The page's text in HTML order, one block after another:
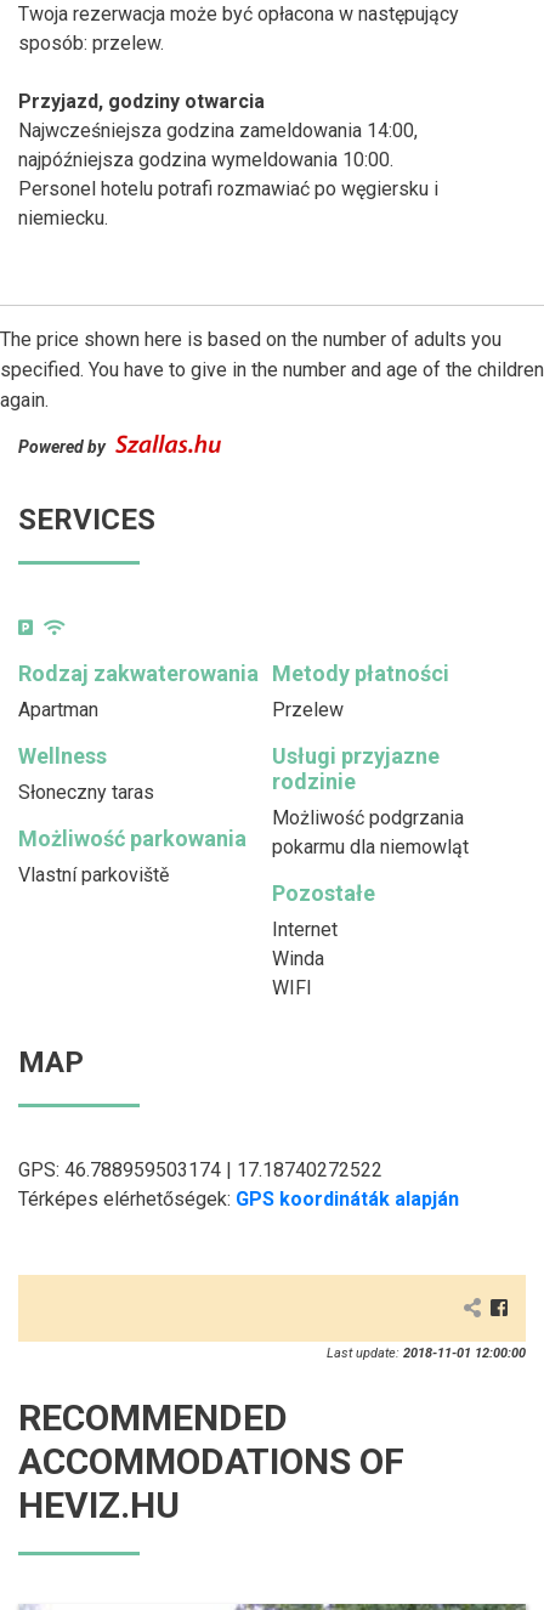
Twoja rezerwacja może być opłacona w następujący
sposób: przelew.
Przyjazd, godziny otwarcia
Najwcześniejsza godzina zameldowania 14:00,
najpóźniejsza godzina wymeldowania 10:00.
Personel hotelu potrafi rozmawiać po węgiersku i
niemiecku.
The price shown here is based on the number of adults you
specified. You have to give in the number and age of the children
again.
Powered by
SERVICES
Rodzaj zakwaterowania
Apartman
Metody płatności
Przelew
Wellness
Słoneczny taras
Usługi przyjazne
rodzinie
Możliwość podgrzania
pokarmu dla niemowląt
Możliwość parkowania
Vlastní parkoviště
Pozostałe
Internet
Winda
WIFI
MAP
GPS: 46.788959503174 | 17.18740272522
Térképes elérhetőségek: GPS koordináták alapján
Last update: 2018-11-01 12:00:00
RECOMMENDED
ACCOMMODATIONS OF
HEVIZ.HU